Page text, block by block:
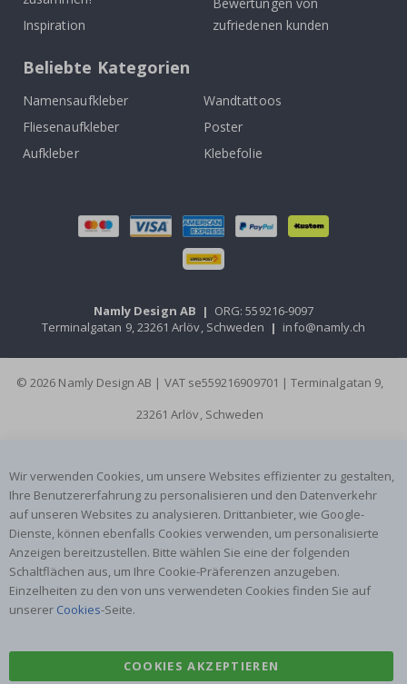
Inspiration
zufriedenen kunden
Beliebte Kategorien
Namensaufkleber
Wandtattoos
Fliesenaufkleber
Poster
Aufkleber
Klebefolie
Namly Design AB | ORG: 559216-9097
Terminalgatan 9, 23261 Arlöv, Schweden | info@namly.ch
© 2026 Namly Design AB | VAT se559216909701 | Terminalgatan 9,
23261 Arlöv, Schweden
Wir verwenden Cookies, um unsere Websites effizienter zu gestalten,
Ihre Benutzererfahrung zu personalisieren und den Datenverkehr
auf unseren Websites zu analysieren. Drittanbieter, wie Google-
Dienste, können ebenfalls Cookies verwenden, um personalisierte
Anzeigen bereitzustellen. Bitte wählen Sie eine der folgenden
Schaltflächen aus, um Ihre Cookie-Präferenzen anzugeben.
Einzelheiten zu den von uns verwendeten Cookies finden Sie auf
unserer Cookies-Seite.
COOKIES AKZEPTIEREN